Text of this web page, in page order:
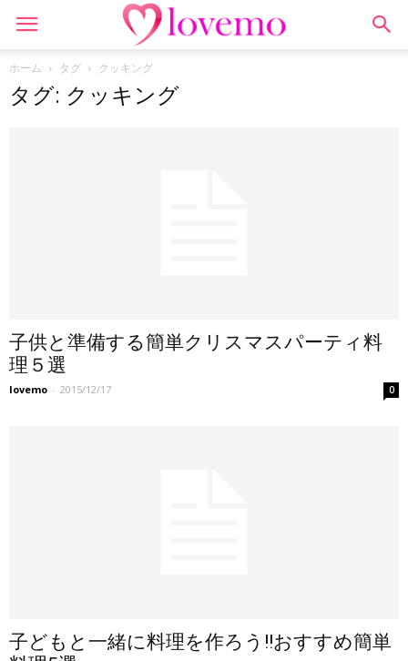
ホーム タグ クッキング
タグ: クッキング
子供と準備する簡単クリスマスパーティ料
理５選
lovemo - 2015/12/17 0
子どもと一緒に料理を作ろう!!おすすめ簡単